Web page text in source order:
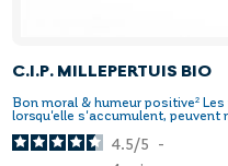
C.I.P. MILLEPERTUIS BIO
Bon moral & humeur positive²
lorsqu'elle s'accumulent, peuvent
4.5/5 -